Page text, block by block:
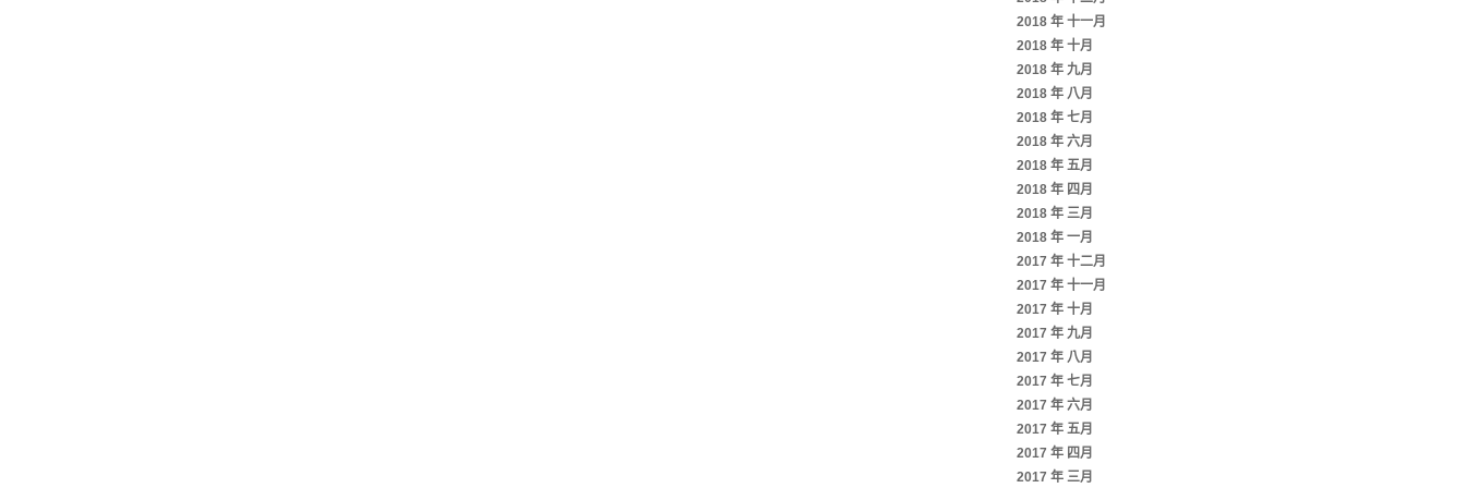
2018 年 十一月
2018 年 十月
2018 年 九月
2018 年 八月
2018 年 七月
2018 年 六月
2018 年 五月
2018 年 四月
2018 年 三月
2018 年 一月
2017 年 十二月
2017 年 十一月
2017 年 十月
2017 年 九月
2017 年 八月
2017 年 七月
2017 年 六月
2017 年 五月
2017 年 四月
2017 年 三月